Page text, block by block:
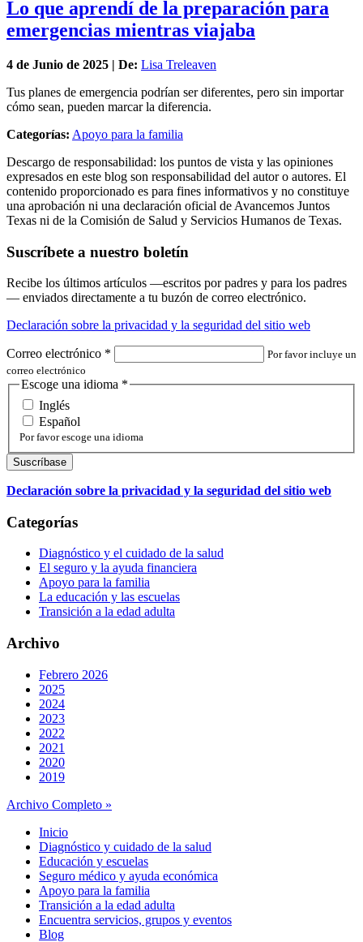
Lo que aprendí de la preparación para
emergencias mientras viajaba
4 de Junio de 2025 | De: Lisa Treleaven
Tus planes de emergencia podrían ser diferentes, pero sin importar
cómo sean, pueden marcar la diferencia.
Categorías: Apoyo para la familia
Descargo de responsabilidad: los puntos de vista y las opiniones
expresados en este blog son responsabilidad del autor o autores. El
contenido proporcionado es para fines informativos y no constituye
una aprobación ni una declaración oficial de Avancemos Juntos
Texas ni de la Comisión de Salud y Servicios Humanos de Texas.
Suscríbete a nuestro boletín
Recibe los últimos artículos —escritos por padres y para los padres
— enviados directamente a tu buzón de correo electrónico.
Declaración sobre la privacidad y la seguridad del sitio web
Correo electrónico *
Por favor incluye un
correo electrónico
Escoge una idioma *
Inglés
Español
Por favor escoge una idioma
Declaración sobre la privacidad y la seguridad del sitio web
Categorías
Diagnóstico y el cuidado de la salud
El seguro y la ayuda financiera
Apoyo para la familia
La educación y las escuelas
Transición a la edad adulta
Archivo
Febrero 2026
2025
2024
2023
2022
2021
2020
2019
Archivo Completo »
Inicio
Diagnóstico y cuidado de la salud
Educación y escuelas
Seguro médico y ayuda económica
Apoyo para la familia
Transición a la edad adulta
Encuentra servicios, grupos y eventos
Blog